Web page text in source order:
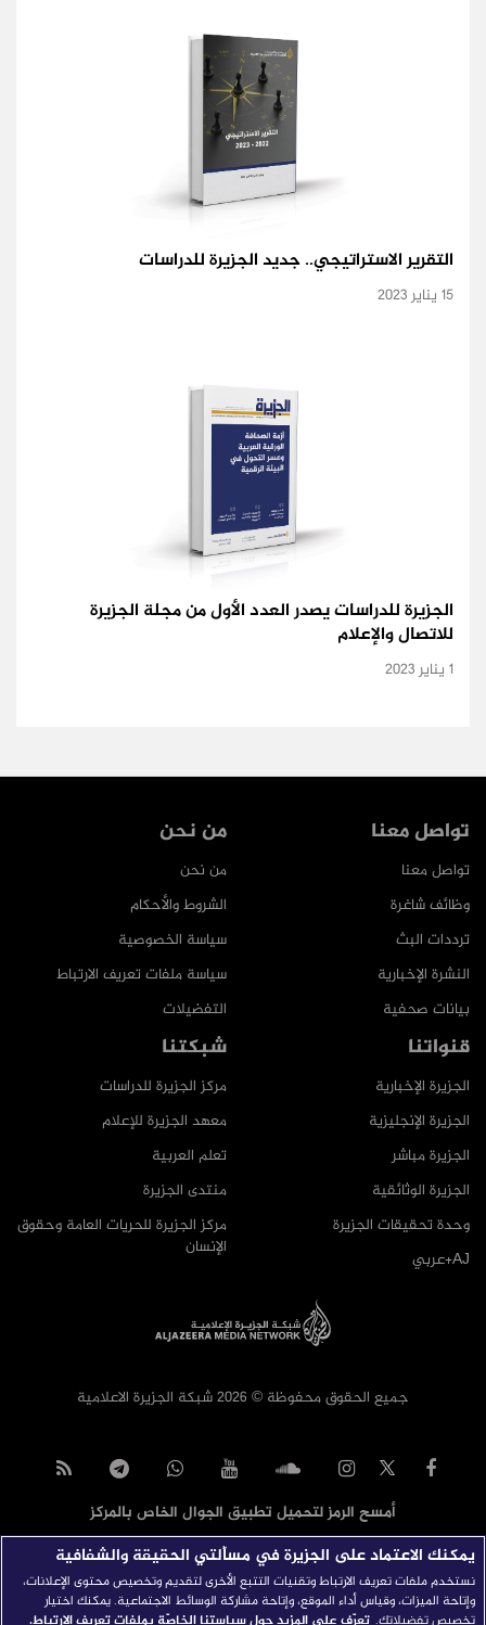
التقرير الاستراتيجي.. جديد الجزيرة للدراسات
15 يناير 2023
الجزيرة للدراسات يصدر العدد الأول من مجلة الجزيرة
للاتصال والإعلام
1 يناير 2023
من نحن
من نحن
الشروط والأحكام
سياسة الخصوصية
سياسة ملفات تعريف الارتباط
التفضيلات
تواصل معنا
تواصل معنا
وظائف شاغرة
ترددات البث
النشرة الإخبارية
بيانات صحفية
شبكتنا
مركز الجزيرة للدراسات
معهد الجزيرة للإعلام
تعلم العربية
منتدى الجزيرة
مركز الجزيرة للحريات العامة وحقوق
الإنسان
قنواتنا
الجزيرة الإخبارية
الجزيرة الإنجليزية
الجزيرة مباشر
الجزيرة الوثائقية
وحدة تحقيقات الجزيرة
AJ+عربي
جميع الحقوق محفوظة © 2026 شبكة الجزيرة الاعلامية
أمسح الرمز لتحميل تطبيق الجوال الخاص بالمركز
يمكنك الاعتماد على الجزيرة في مسألتي الحقيقة والشفافية
نستخدم ملفات تعريف الارتباط وتقنيات التتبع الأخرى لتقديم وتخصيص محتوى الإعلانات،
وإتاحة الميزات، وقياس أداء الموقع، وإتاحة مشاركة الوسائط الاجتماعية. يمكنك اختيار
تخصيص تفضيلاتك. تعرّف على المزيد حول سياستنا الخاصّة بملفات تعريف الارتباط.